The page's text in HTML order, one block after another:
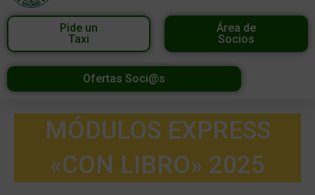
Pide un
Taxi
Área de
Socios
Ofertas Soci@s
MÓDULOS EXPRESS
«CON LIBRO» 2025